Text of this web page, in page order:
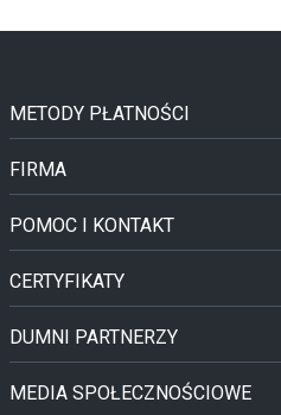
METODY PŁATNOŚCI
FIRMA
POMOC I KONTAKT
CERTYFIKATY
DUMNI PARTNERZY
MEDIA SPOŁECZNOŚCIOWE